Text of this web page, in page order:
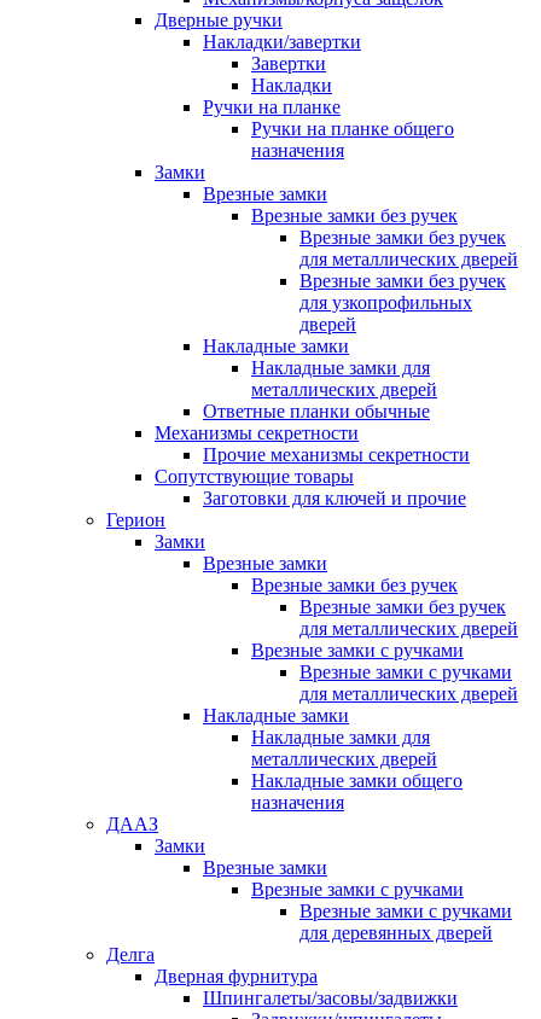
Дверные ручки
Накладки/завертки
Завертки
Накладки
Ручки на планке
Ручки на планке общего
назначения
Замки
Врезные замки
Врезные замки без ручек
Врезные замки без ручек
для металлических дверей
Врезные замки без ручек
для узкопрофильных
дверей
Накладные замки
Накладные замки для
металлических дверей
Ответные планки обычные
Механизмы секретности
Прочие механизмы секретности
Сопутствующие товары
Заготовки для ключей и прочие
Герион
Замки
Врезные замки
Врезные замки без ручек
Врезные замки без ручек
для металлических дверей
Врезные замки с ручками
Врезные замки с ручками
для металлических дверей
Накладные замки
Накладные замки для
металлических дверей
Накладные замки общего
назначения
ДААЗ
Замки
Врезные замки
Врезные замки с ручками
Врезные замки с ручками
для деревянных дверей
Делга
Дверная фурнитура
Шпингалеты/засовы/задвижки